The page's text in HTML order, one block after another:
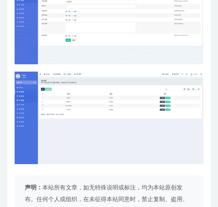
声明： 本站所有文章，如无特殊说明或标注，均为本站原创发
布。任何个人或组织，在未征得本站同意时，禁止复制、盗用、